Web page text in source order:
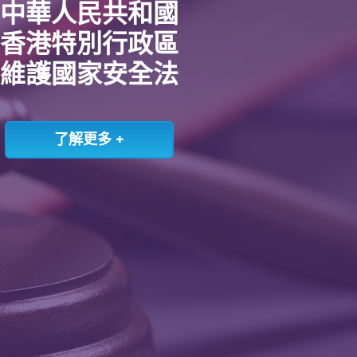
中華人民共和國
香港特別行政區
維護國家安全法
了解更多 +